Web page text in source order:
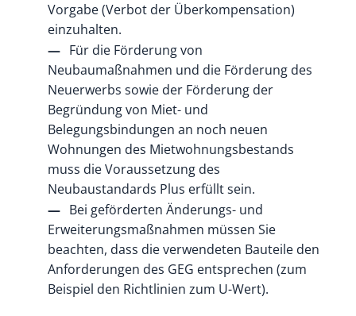
Vorgabe (Verbot der Überkompensation)
einzuhalten.
Für die Förderung von
Neubaumaßnahmen und die Förderung des
Neuerwerbs sowie der Förderung der
Begründung von Miet- und
Belegungsbindungen an noch neuen
Wohnungen des Mietwohnungsbestands
muss die Voraussetzung des
Neubaustandards Plus erfüllt sein.
Bei geförderten Änderungs- und
Erweiterungsmaßnahmen müssen Sie
beachten, dass die verwendeten Bauteile den
Anforderungen des GEG entsprechen (zum
Beispiel den Richtlinien zum U-Wert).